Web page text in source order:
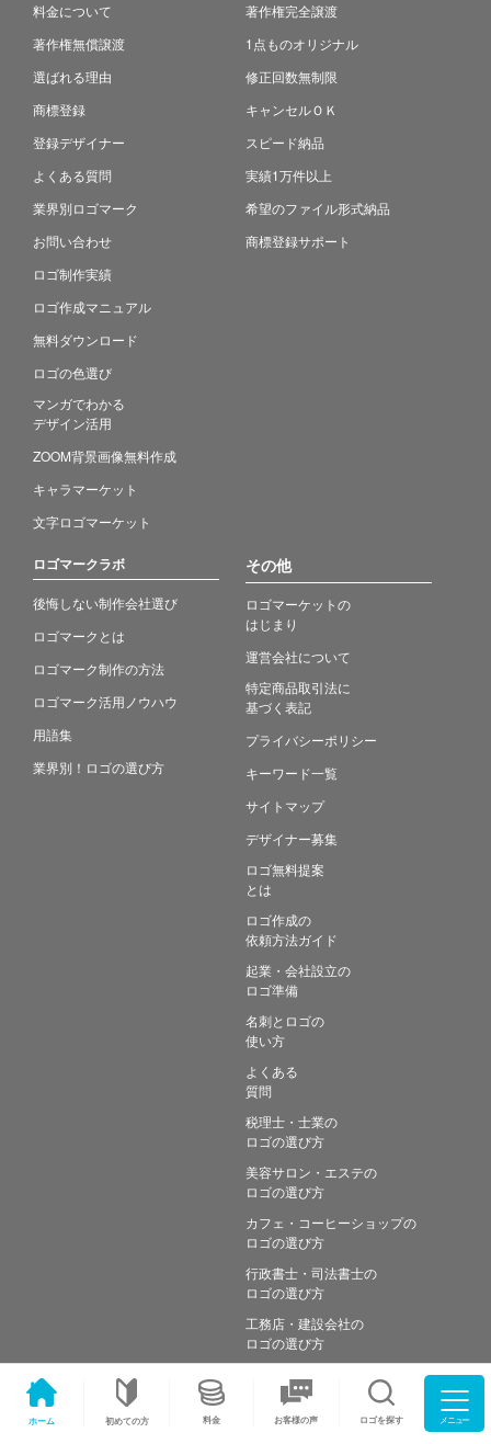
ホーム 初めての方 料金 お客様の声 ロゴを探す メニュー
料金について
著作権無償譲渡
選ばれる理由
商標登録
登録デザイナー
よくある質問
業界別ロゴマーク
お問い合わせ
ロゴ制作実績
ロゴ作成マニュアル
無料ダウンロード
ロゴの色選び
マンガでわかる
デザイン活用
ZOOM背景画像無料作成
キャラマーケット
文字ロゴマーケット
著作権完全譲渡
1点ものオリジナル
修正回数無制限
キャンセルＯＫ
スピード納品
実績1万件以上
希望のファイル形式納品
商標登録サポート
ロゴマークラボ
後悔しない制作会社選び
ロゴマークとは
ロゴマーク制作の方法
ロゴマーク活用ノウハウ
用語集
業界別！ロゴの選び方
その他
ロゴマーケットの
はじまり
運営会社について
特定商品取引法に
基づく表記
プライバシーポリシー
キーワード一覧
サイトマップ
デザイナー募集
ロゴ無料提案
とは
ロゴ作成の
依頼方法ガイド
起業・会社設立の
ロゴ準備
名刺とロゴの
使い方
よくある
質問
税理士・士業の
ロゴの選び方
美容サロン・エステの
ロゴの選び方
カフェ・コーヒーショップの
ロゴの選び方
行政書士・司法書士の
ロゴの選び方
工務店・建設会社の
ロゴの選び方
Copyright © Simple works Inc. All Rights Reserved.